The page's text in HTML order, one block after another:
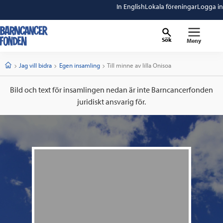
In EnglishLokala föreningarLogga in
Sök Meny
StartJag vill bidra Egen insamling Current:
Till minne av lilla Onisoa
Bild och text för insamlingen nedan är inte Barncancerfonden
juridiskt ansvarig för.